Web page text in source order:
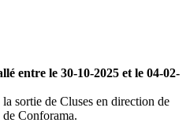
entre le 30-10-2025 et le 04-02-
sortie de Cluses en direction de
Conforama.